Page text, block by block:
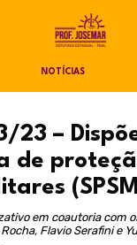
NOTÍCIAS
23 –
de
em coautoria com
Flavio Serafini e